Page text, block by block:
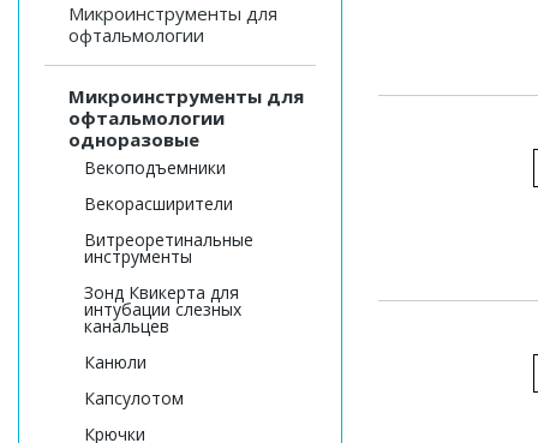
Микроинструменты для
офтальмологии
Микроинструменты для
офтальмологии
одноразовые
Векоподъемники
Векорасширители
Витреоретинальные
инструменты
Зонд Квикерта для
интубации слезных
канальцев
Канюли
Капсулотом
Крючки